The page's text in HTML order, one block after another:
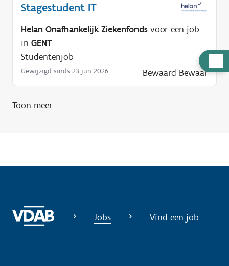
u
l
Stagestudent IT
Helan Onafhankelijk Ziekenfonds voor een job
in GENT
Studentenjob
Gewijzigd sinds 23 jun 2026 Bewaard Bewaar
Toon meer
Jobs Vind een job